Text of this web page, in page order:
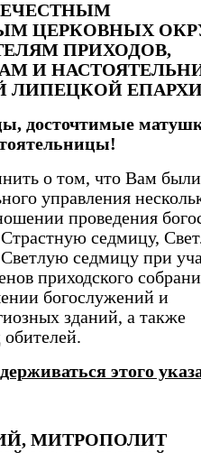
ЦЕРКОВНЫХ
ПРИХОДОВ,
И
ЛИПЕЦКОЙ
досточтимые
о том, что Вам были
управления
проведения
седмицу,
седмицу при
приходского
богослужений и
зданий, а также
этого
МИТРОПОЛИТ